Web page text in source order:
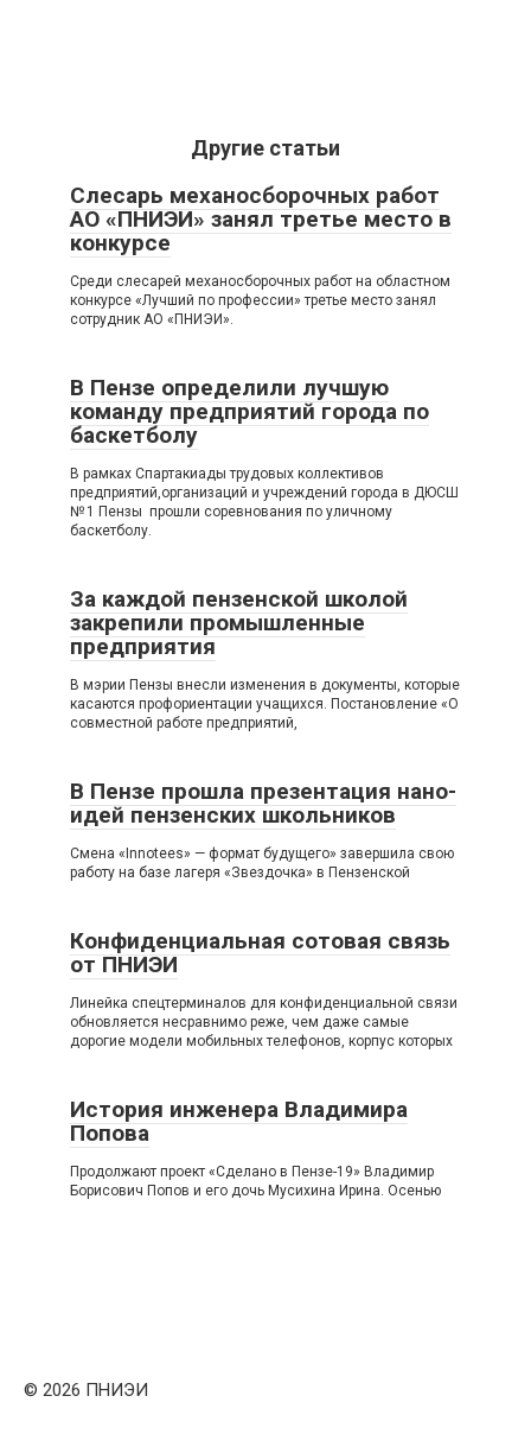
Другие статьи
Слесарь механосборочных работ
АО «ПНИЭИ» занял третье место в
конкурсе
Среди слесарей механосборочных работ на областном
конкурсе «Лучший по профессии» третье место занял
сотрудник АО «ПНИЭИ».
В Пензе определили лучшую
команду предприятий города по
баскетболу
В рамках Спартакиады трудовых коллективов
предприятий,организаций и учреждений города в ДЮСШ
№ 1 Пензы прошли соревнования по уличному
баскетболу.
За каждой пензенской школой
закрепили промышленные
предприятия
В мэрии Пензы внесли изменения в документы, которые
касаются профориентации учащихся. Постановление «О
совместной работе предприятий,
В Пензе прошла презентация нано-
идей пензенских школьников
Смена «Innotees» — формат будущего» завершила свою
работу на базе лагеря «Звездочка» в Пензенской
Конфиденциальная сотовая связь
от ПНИЭИ
Линейка спецтерминалов для конфиденциальной связи
обновляется несравнимо реже, чем даже самые
дорогие модели мобильных телефонов, корпус которых
История инженера Владимира
Попова
Продолжают проект «Сделано в Пензе-19» Владимир
Борисович Попов и его дочь Мусихина Ирина. Осенью
© 2026 ПНИЭИ